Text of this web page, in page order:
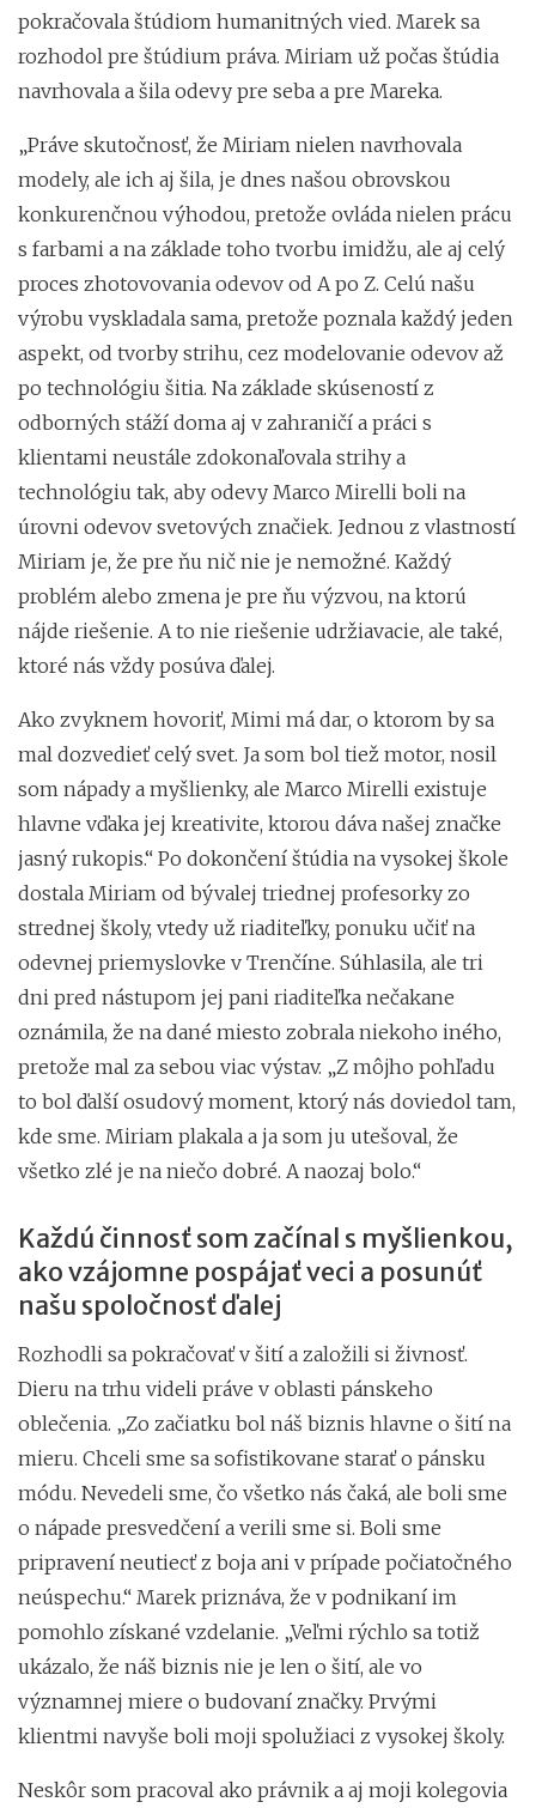
pokračovala štúdiom humanitných vied. Marek sa
rozhodol pre štúdium práva. Miriam už počas štúdia
navrhovala a šila odevy pre seba a pre Mareka.
„Práve skutočnosť, že Miriam nielen navrhovala
modely, ale ich aj šila, je dnes našou obrovskou
konkurenčnou výhodou, pretože ovláda nielen prácu
s farbami a na základe toho tvorbu imidžu, ale aj celý
proces zhotovovania odevov od A po Z. Celú našu
výrobu vyskladala sama, pretože poznala každý jeden
aspekt, od tvorby strihu, cez modelovanie odevov až
po technológiu šitia. Na základe skúseností z
odborných stáží doma aj v zahraničí a práci s
klientami neustále zdokonaľovala strihy a
technológiu tak, aby odevy Marco Mirelli boli na
úrovni odevov svetových značiek. Jednou z vlastností
Miriam je, že pre ňu nič nie je nemožné. Každý
problém alebo zmena je pre ňu výzvou, na ktorú
nájde riešenie. A to nie riešenie udržiavacie, ale také,
ktoré nás vždy posúva ďalej.
Ako zvyknem hovoriť, Mimi má dar, o ktorom by sa
mal dozvedieť celý svet. Ja som bol tiež motor, nosil
som nápady a myšlienky, ale Marco Mirelli existuje
hlavne vďaka jej kreativite, ktorou dáva našej značke
jasný rukopis.“ Po dokončení štúdia na vysokej škole
dostala Miriam od bývalej triednej profesorky zo
strednej školy, vtedy už riaditeľky, ponuku učiť na
odevnej priemyslovke v Trenčíne. Súhlasila, ale tri
dni pred nástupom jej pani riaditeľka nečakane
oznámila, že na dané miesto zobrala niekoho iného,
pretože mal za sebou viac výstav. „Z môjho pohľadu
to bol ďalší osudový moment, ktorý nás doviedol tam,
kde sme. Miriam plakala a ja som ju utešoval, že
všetko zlé je na niečo dobré. A naozaj bolo.“
Každú činnosť som začínal s myšlienkou,
ako vzájomne pospájať veci a posunúť
našu spoločnosť ďalej
Rozhodli sa pokračovať v šití a založili si živnosť.
Dieru na trhu videli práve v oblasti pánskeho
oblečenia. „Zo začiatku bol náš biznis hlavne o šití na
mieru. Chceli sme sa sofistikovane starať o pánsku
módu. Nevedeli sme, čo všetko nás čaká, ale boli sme
o nápade presvedčení a verili sme si. Boli sme
pripravení neutiecť z boja ani v prípade počiatočného
neúspechu.“ Marek priznáva, že v podnikaní im
pomohlo získané vzdelanie. „Veľmi rýchlo sa totiž
ukázalo, že náš biznis nie je len o šití, ale vo
významnej miere o budovaní značky. Prvými
klientmi navyše boli moji spolužiaci z vysokej školy.
Neskôr som pracoval ako právnik a aj moji kolegovia